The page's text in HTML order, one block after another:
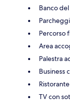
Banco
Percorso
Area
Palestra
Business
TV con